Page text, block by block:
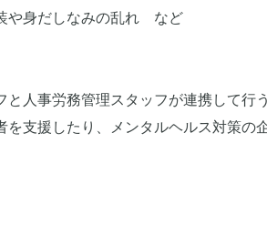
や身だしなみの乱れ など
人事労務管理スタッフが連携して行
支援したり、メンタルヘルス対策の